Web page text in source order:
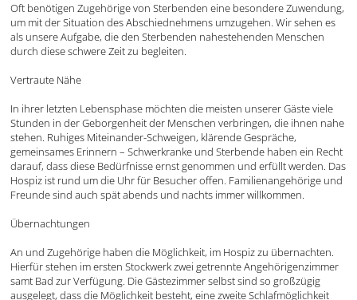
Oft benötigen Zugehörige von Sterbenden eine besondere Zuwendung,
um mit der Situation des Abschiednehmens umzugehen. Wir sehen es
als unsere Aufgabe, die den Sterbenden nahestehenden Menschen
durch diese schwere Zeit zu begleiten.
Vertraute Nähe
In ihrer letzten Lebensphase möchten die meisten unserer Gäste viele
Stunden in der Geborgenheit der Menschen verbringen, die ihnen nahe
stehen. Ruhiges Miteinander-Schweigen, klärende Gespräche,
gemeinsames Erinnern – Schwerkranke und Sterbende haben ein Recht
darauf, dass diese Bedürfnisse ernst genommen und erfüllt werden. Das
Hospiz ist rund um die Uhr für Besucher offen. Familienangehörige und
Freunde sind auch spät abends und nachts immer willkommen.
Übernachtungen
An und Zugehörige haben die Möglichkeit, im Hospiz zu übernachten.
Hierfür stehen im ersten Stockwerk zwei getrennte Angehörigenzimmer
samt Bad zur Verfügung. Die Gästezimmer selbst sind so großzügig
ausgelegt, dass die Möglichkeit besteht, eine zweite Schlafmöglichkeit